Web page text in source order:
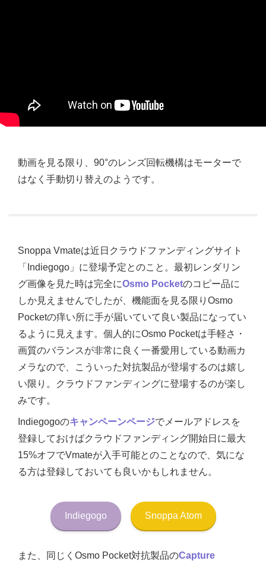
動画を見る限り、90°のレンズ回転機構はモーターで
はなく手動切り替えのようです。
Snoppa Vmateは近日クラウドファンディングサイト
「Indiegogo」に登場予定とのこと。最初レンダリン
グ画像を見た時は完全にOsmo Pocketのコピー品に
しか見えませんでしたが、機能面を見る限りOsmo
Pocketの痒い所に手が届いていて良い製品になってい
るように見えます。個人的にOsmo Pocketは手軽さ・
画質のバランスが非常に良く一番愛用している動画カ
メラなので、こういった対抗製品が登場するのは嬉し
い限り。クラウドファンディングに登場するのが楽し
みです。
Indiegogoのキャンペーンページでメールアドレスを
登録しておけばクラウドファンディング開始日に最大
15%オフでVmateが入手可能とのことなので、気にな
る方は登録しておいても良いかもしれません。
Indiegogo Snoppa Atom
また、同じくOsmo Pocket対抗製品のCapture